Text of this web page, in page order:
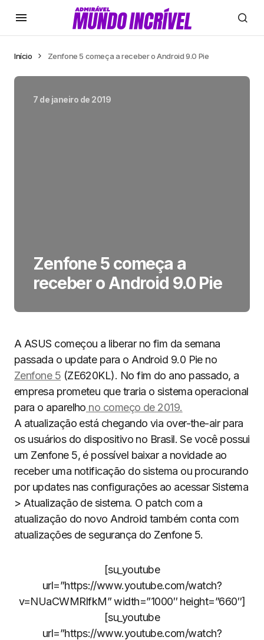
Início Zenfone 5 começa a receber o Android 9.0 Pie
7 de janeiro de 2019
Zenfone 5 começa a
receber o Android 9.0 Pie
A ASUS começou a liberar no fim da semana
passada o update para o Android 9.0 Pie no
Zenfone 5 (ZE620KL). No fim do ano passado, a
empresa prometeu que traria o sistema operacional
para o aparelho no começo de 2019.
A atualização está chegando via over-the-air para
os usuários do dispositivo no Brasil. Se você possui
um Zenfone 5, é possível baixar a novidade ao
receber uma notificação do sistema ou procurando
por updates nas configurações ao acessar Sistema
> Atualização de sistema. O patch com a
atualização do novo Android também conta com
atualizações de segurança do Zenfone 5.
[su_youtube
url=”https://www.youtube.com/watch?
v=NUaCWMRlfkM” width=”1000″ height=”660″]
[su_youtube
url=”https://www.youtube.com/watch?